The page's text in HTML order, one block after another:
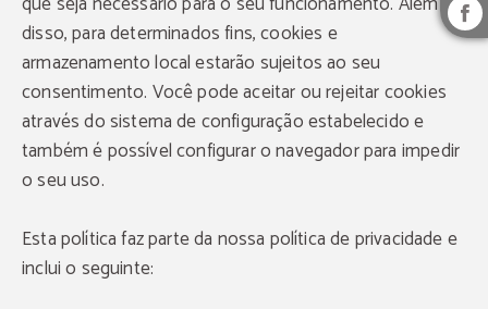
disso, para determinados fins, cookies e
armazenamento local estarão sujeitos ao seu
consentimento. Você pode aceitar ou rejeitar cookies
através do sistema de configuração estabelecido e
também é possível configurar o navegador para impedir
o seu uso.
Esta política faz parte da nossa política de privacidade e
inclui o seguinte: